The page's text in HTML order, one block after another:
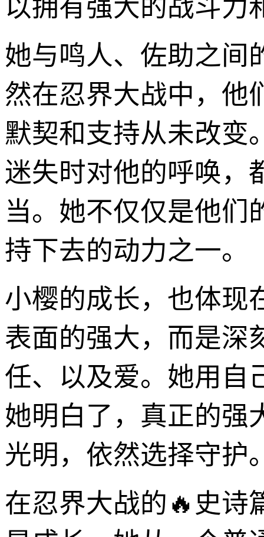
以拥有强大的战斗力
她与鸣人、佐助之间
然在忍界大战中，他
默契和支持从未改变
迷失时对他的呼唤，
当。她不仅仅是他们
持下去的动力之一。
小樱的成长，也体现
表面的强大，而是
任、以及爱。她用自
她明白了，真正的强
光明，依然选择守护
在忍界大战的🔥史诗